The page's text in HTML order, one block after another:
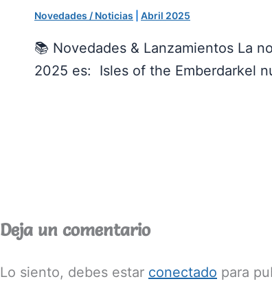
Novedades / Noticias Abril 2025
📚 Novedades & Lanzamientos La
2025 es: Isles of the Emberdarkel
Deja un comentario
Lo siento, debes estar conectado para